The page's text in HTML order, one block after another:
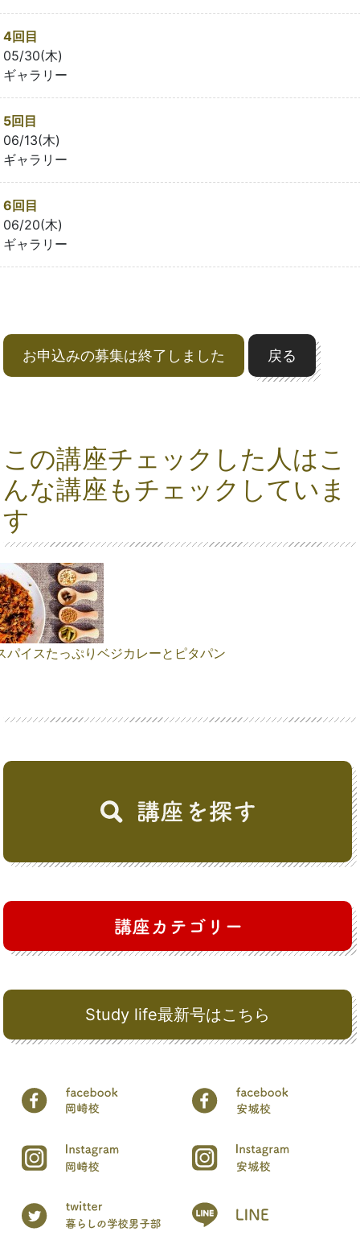
Study life最新号はこちら
4回目
05/30(木)
ギャラリー
5回目
06/13(木)
ギャラリー
6回目
06/20(木)
ギャラリー
お申込みの募集は終了しました 戻る
この講座チェックした人はこ
んな講座もチェックしていま
す
パイスたっぷりベジカレーとピタパン